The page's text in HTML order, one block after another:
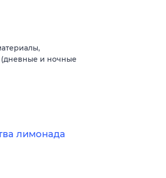
(дневные и ночные
лимонада